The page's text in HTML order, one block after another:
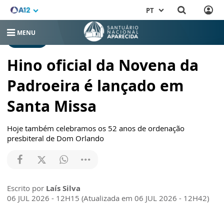
PT
MENU
Hino oficial da Novena da
Padroeira é lançado em
Santa Missa
Hoje também celebramos os 52 anos de ordenação
presbiteral de Dom Orlando
Escrito por Laís Silva
06 JUL 2026 - 12H15 (Atualizada em 06 JUL 2026 - 12H42)